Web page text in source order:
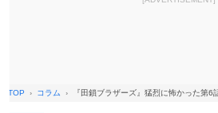
TOP コラム 『田鎖ブラザーズ』猛烈に怖かった第6